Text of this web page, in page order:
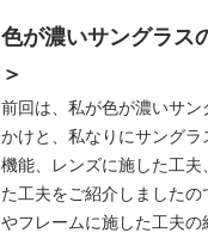
色が濃いサングラス
＞
前回は、私が色が濃いサン
かけと、私なりにサングラ
機能、レンズに施した工夫
た工夫をご紹介しました
やフレームに施した工夫の